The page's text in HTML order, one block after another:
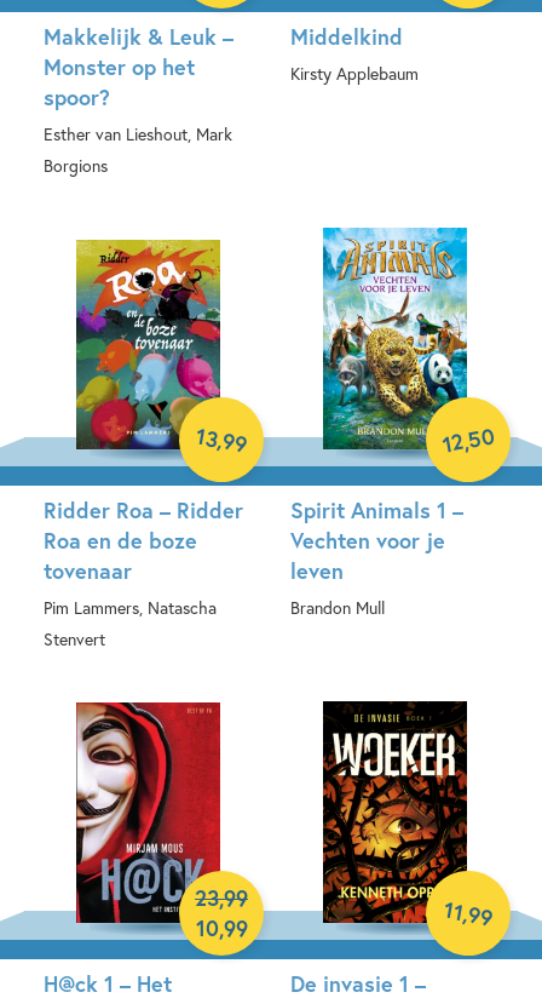
Makkelijk & Leuk –
Monster op het
spoor?
Esther van Lieshout, Mark
Borgions
Middelkind
Kirsty Applebaum
Ridder Roa – Ridder
Roa en de boze
tovenaar
Pim Lammers, Natascha
Stenvert
13,99
Spirit Animals 1 –
Vechten voor je
leven
Brandon Mull
12,50
H@ck 1 – Het
23,99
10,99
De invasie 1 –
11,99